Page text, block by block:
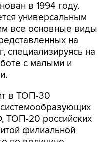
в 1994 году.
универсальным
все основные виды
на
специализируясь на
c малыми и
в ТОП-30
TOП-20 российских
филиальной